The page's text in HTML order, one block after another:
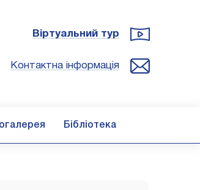
Віртуальний тур
Контактна інформація
Бібліотека